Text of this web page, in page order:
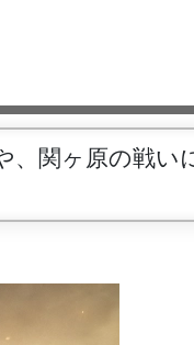
、関ヶ原の戦